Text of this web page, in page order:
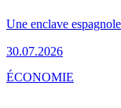
Une enclave
30.07.2026
ÉCONOMIE